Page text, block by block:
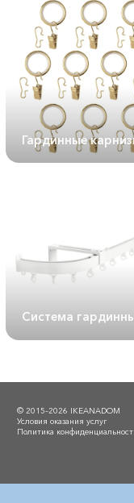
Гардинные
Система
© 2015–2026 IKEANADOM
Условия оказания услуг
Политика